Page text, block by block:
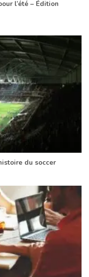
l’été – Édition
du soccer